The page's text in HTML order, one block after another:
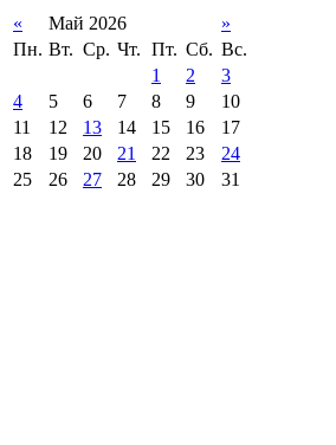
« Май 2026
»
Пн. Вт. Ср. Чт. Пт. Сб. Вс.
1
2
3
4
5 6 7 8 9
10
11
12 13 14 15 16
17
18
19 20 21 22 23
24
25
26 27 28 29 30 31